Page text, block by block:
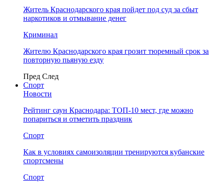
Житель Краснодарского края пойдет под суд за сбыт
наркотиков и отмывание денег
Криминал
Жителю Краснодарского края грозит тюремный срок за
повторную пьяную езду
Пред След
Спорт
Новости
Рейтинг саун Краснодара: ТОП-10 мест, где можно
попариться и отметить праздник
Спорт
Как в условиях самоизоляции тренируются кубанские
спортсмены
Спорт